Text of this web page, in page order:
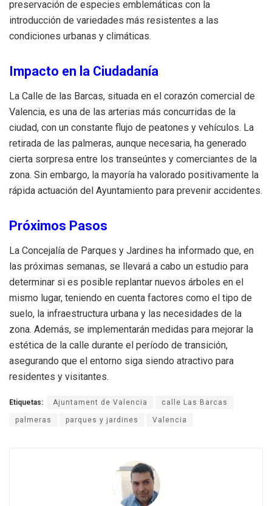
preservación de especies emblemáticas con la
introducción de variedades más resistentes a las
condiciones urbanas y climáticas.
Impacto en la Ciudadanía
La Calle de las Barcas, situada en el corazón comercial de
Valencia, es una de las arterias más concurridas de la
ciudad, con un constante flujo de peatones y vehículos. La
retirada de las palmeras, aunque necesaria, ha generado
cierta sorpresa entre los transeúntes y comerciantes de la
zona. Sin embargo, la mayoría ha valorado positivamente la
rápida actuación del Ayuntamiento para prevenir accidentes.
Próximos Pasos
La Concejalía de Parques y Jardines ha informado que, en
las próximas semanas, se llevará a cabo un estudio para
determinar si es posible replantar nuevos árboles en el
mismo lugar, teniendo en cuenta factores como el tipo de
suelo, la infraestructura urbana y las necesidades de la
zona. Además, se implementarán medidas para mejorar la
estética de la calle durante el período de transición,
asegurando que el entorno siga siendo atractivo para
residentes y visitantes.
Etiquetas: Ajuntament de Valencia calle Las Barcas
palmeras parques y jardines Valencia